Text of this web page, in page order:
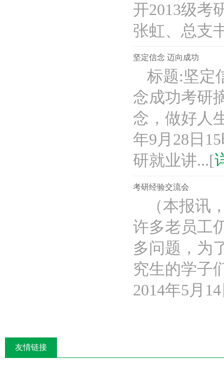
开2013级考
张虹、总支
坚定信念 迈向成功
标题:坚定
念成功考研
念，做好人
年9月28日
研就业讲...[
考研经验交流会
（本报讯
许多老员工
多问题，为
究生的学子
2014年5月
友情链接